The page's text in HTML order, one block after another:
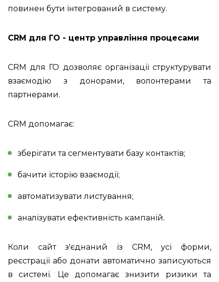
повинен бути інтегрований в систему.
CRM для ГО - центр управління процесами
CRM для ГО дозволяє організації структурувати
взаємодію з донорами, волонтерами та
партнерами.
CRM допомагає:
зберігати та сегментувати базу контактів;
бачити історію взаємодії;
автоматизувати листування;
аналізувати ефективність кампаній.
Коли сайт з'єднаний із CRM, усі форми,
реєстрації або донати автоматично записуються
в системі. Це допомагає знизити ризики та